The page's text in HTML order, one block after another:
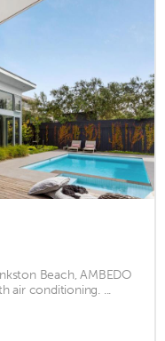
Beach, AMBEDO
air conditioning. ...